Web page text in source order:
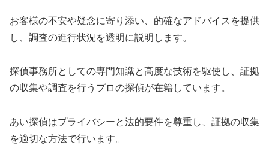
お客様の不安や疑念に寄り添い、的確なアドバイスを提供
し、調査の進行状況を透明に説明します。
探偵事務所としての専門知識と高度な技術を駆使し、証拠
の収集や調査を行うプロの探偵が在籍しています。
あい探偵はプライバシーと法的要件を尊重し、証拠の収集
を適切な方法で行います。